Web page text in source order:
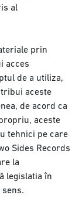
al
prin
acces
de a utiliza,
aceste
de acord ca
aceste
tehnici pe care
Sides Records
la
legislatia în